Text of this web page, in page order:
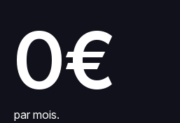
0€
par mois.